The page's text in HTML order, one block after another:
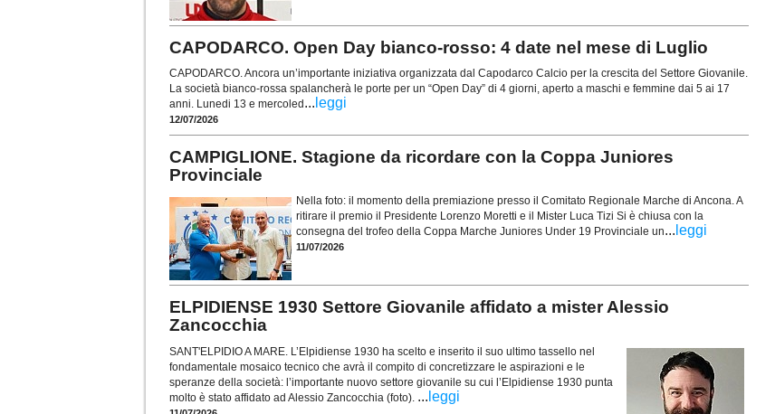
CAPODARCO. Open Day bianco-rosso: 4 date nel mese di Luglio
CAPODARCO. Ancora un’importante iniziativa organizzata dal Capodarco Calcio per la crescita del Settore Giovanile.
La società bianco-rossa spalancherà le porte per un “Open Day” di 4 giorni, aperto a maschi e femmine dai 5 ai 17
anni. Lunedi 13 e mercoled ... leggi
12/07/2026
CAMPIGLIONE. Stagione da ricordare con la Coppa Juniores
Provinciale
Nella foto: il momento della premiazione presso il Comitato Regionale Marche di Ancona. A
ritirare il premio il Presidente Lorenzo Moretti e il Mister Luca Tizi Si è chiusa con la
consegna del trofeo della Coppa Marche Juniores Under 19 Provinciale un... leggi
11/07/2026
ELPIDIENSE 1930 Settore Giovanile affidato a mister Alessio
Zancocchia
SANT'ELPIDIO A MARE. L’Elpidiense 1930 ha scelto e inserito il suo ultimo tassello nel
fondamentale mosaico tecnico che avrà il compito di concretizzare le aspirazioni e le
speranze della società: l’importante nuovo settore giovanile su cui l’Elpidiense 1930 punta
molto è stato affidato ad Alessio Zancocchia (foto). ... leggi